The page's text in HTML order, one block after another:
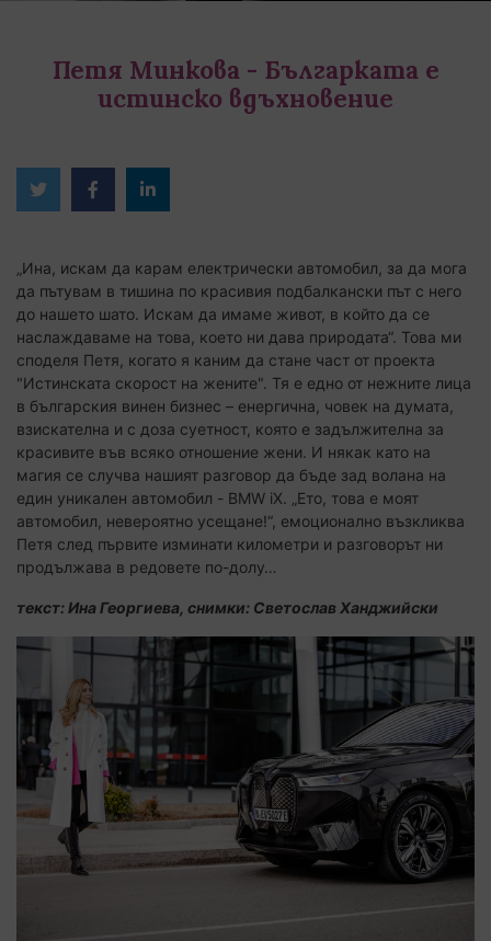
Петя Минкова - Българката е
истинско вдъхновение
Twitter Facebook
in
„Ина, искам да карам електрически автомобил, за да мога
да пътувам в тишина по красивия подбалкански път с него
до нашето шато. Искам да имаме живот, в който да се
наслаждаваме на това, което ни дава природата“. Това ми
споделя Петя, когато я каним да стане част от проекта
"Истинската скорост на жените". Тя е едно от нежните лица
в българския винен бизнес – енергична, човек на думата,
взискателна и с доза суетност, която е задължителна за
красивите във всяко отношение жени. И някак като на
магия се случва нашият разговор да бъде зад волана на
един уникален автомобил - BMW iX. „Ето, това е моят
автомобил, невероятно усещане!“, емоционално възкликва
Петя след първите изминати километри и разговорът ни
продължава в редовете по-долу…
текст: Ина Георгиева, снимки: Светослав Ханджийски